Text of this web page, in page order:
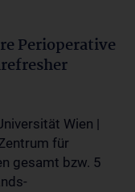
Perioperative
Wien |
für
gesamt bzw. 5